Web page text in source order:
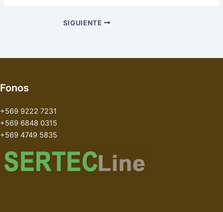
SIGUIENTE
Fonos
+569 9222 7231
+569 6848 0315
+569 4749 5835